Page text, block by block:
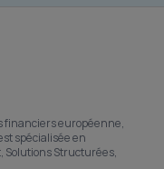
financiers européenne,
spécialisée en
Solutions Structurées,